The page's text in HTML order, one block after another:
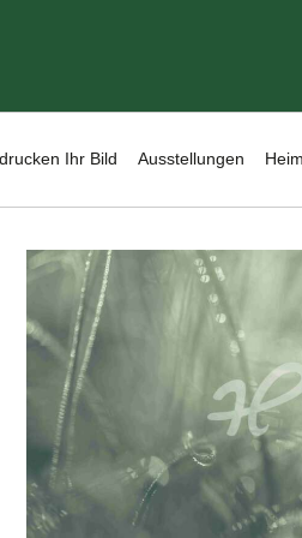
Ihr Bild Ausstellungen